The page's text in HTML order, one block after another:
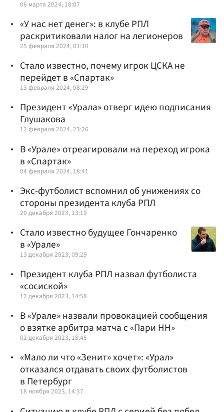
06 марта 2024, 18:07
«У нас нет денег»: в клубе РПЛ
раскритиковали налог на легионеров
25 февраля 2024, 01:10
Стало известно, почему игрок ЦСКА не
перейдет в «Спартак»
13 февраля 2024, 08:29
Президент «Урала» отверг идею подписания
Глушакова
12 февраля 2024, 23:26
В «Урале» отреагировали на переход игрока
в «Спартак»
04 февраля 2024, 18:41
Экс-футболист вспомнил об унижениях со
стороны президента клуба РПЛ
20 декабря 2023, 13:19
Стало известно будущее Гончаренко
в «Урале»
13 декабря 2023, 09:29
Президент клуба РПЛ назвал футболиста
«сосиской»
12 декабря 2023, 14:58
В «Урале» назвали провокацией сообщения
о взятке арбитра матча с «Пари НН»
02 декабря 2023, 18:45
«Мало ли что «Зенит» хочет»: «Урал»
отказался отдавать своих футболистов
в Петербург
18 ноября 2023, 14:37